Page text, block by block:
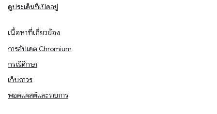
ดูประเด็นที่เปิดอยู่
เนื้อหาที่เกี่ยวข้อง
การอัปเดต Chromium
กรณีศึกษา
เก็บถาวร
พอดแคสต์และรายการ